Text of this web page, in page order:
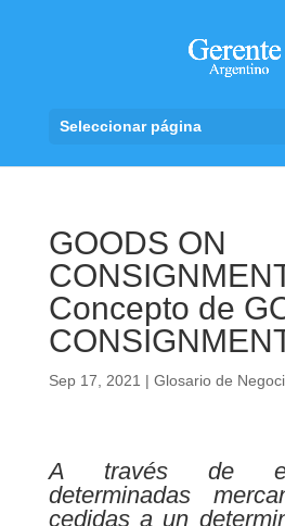
Seleccionar página
GOODS ON
Concepto de
Sep 17, 2021 | Glosario de
A través de
determinadas
cedidas a un